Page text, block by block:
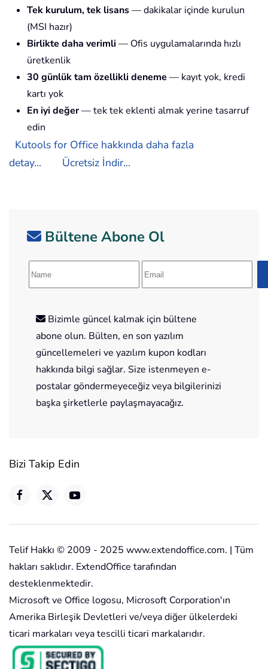
Tek kurulum, tek lisans— dakikalar içinde kurulun
(MSI hazır)
Birlikte daha verimli — Ofis uygulamalarında hızlı
üretkenlik
30 günlük tam özellikli deneme — kayıt yok, kredi
kartı yok
En iyi değer— tek tek eklenti almak yerine tasarruf
edin
Kutools for Office hakkında daha fazla
detay...
Ücretsiz İndir...
Bültene Abone Ol
Bizimle güncel kalmak için bültene
abone olun. Bülten, en son yazılım
güncellemeleri ve yazılım kupon kodları
hakkında bilgi sağlar. Size istenmeyen e-
postalar göndermeyeceğiz veya bilgilerinizi
başka şirketlerle paylaşmayacağız.
Bizi Takip Edin
Telif Hakkı © 2009 - 2025 www.extendoffice.com. | Tüm
hakları saklıdır. ExtendOffice tarafından
desteklenmektedir.
Microsoft ve Office logosu, Microsoft Corporation'ın
Amerika Birleşik Devletleri ve/veya diğer ülkelerdeki
ticari markaları veya tescilli ticari markalarıdır.